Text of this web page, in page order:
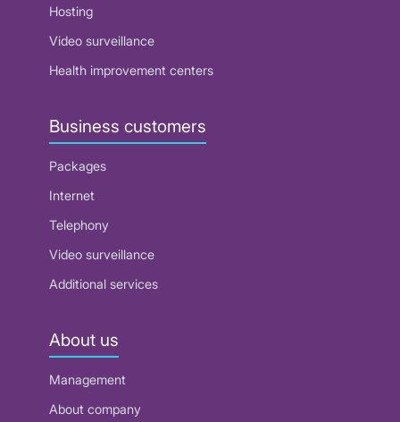
Hosting
Video surveillance
Health improvement centers
Business customers
Packages
Internet
Telephony
Video surveillance
Additional services
About us
Management
About company